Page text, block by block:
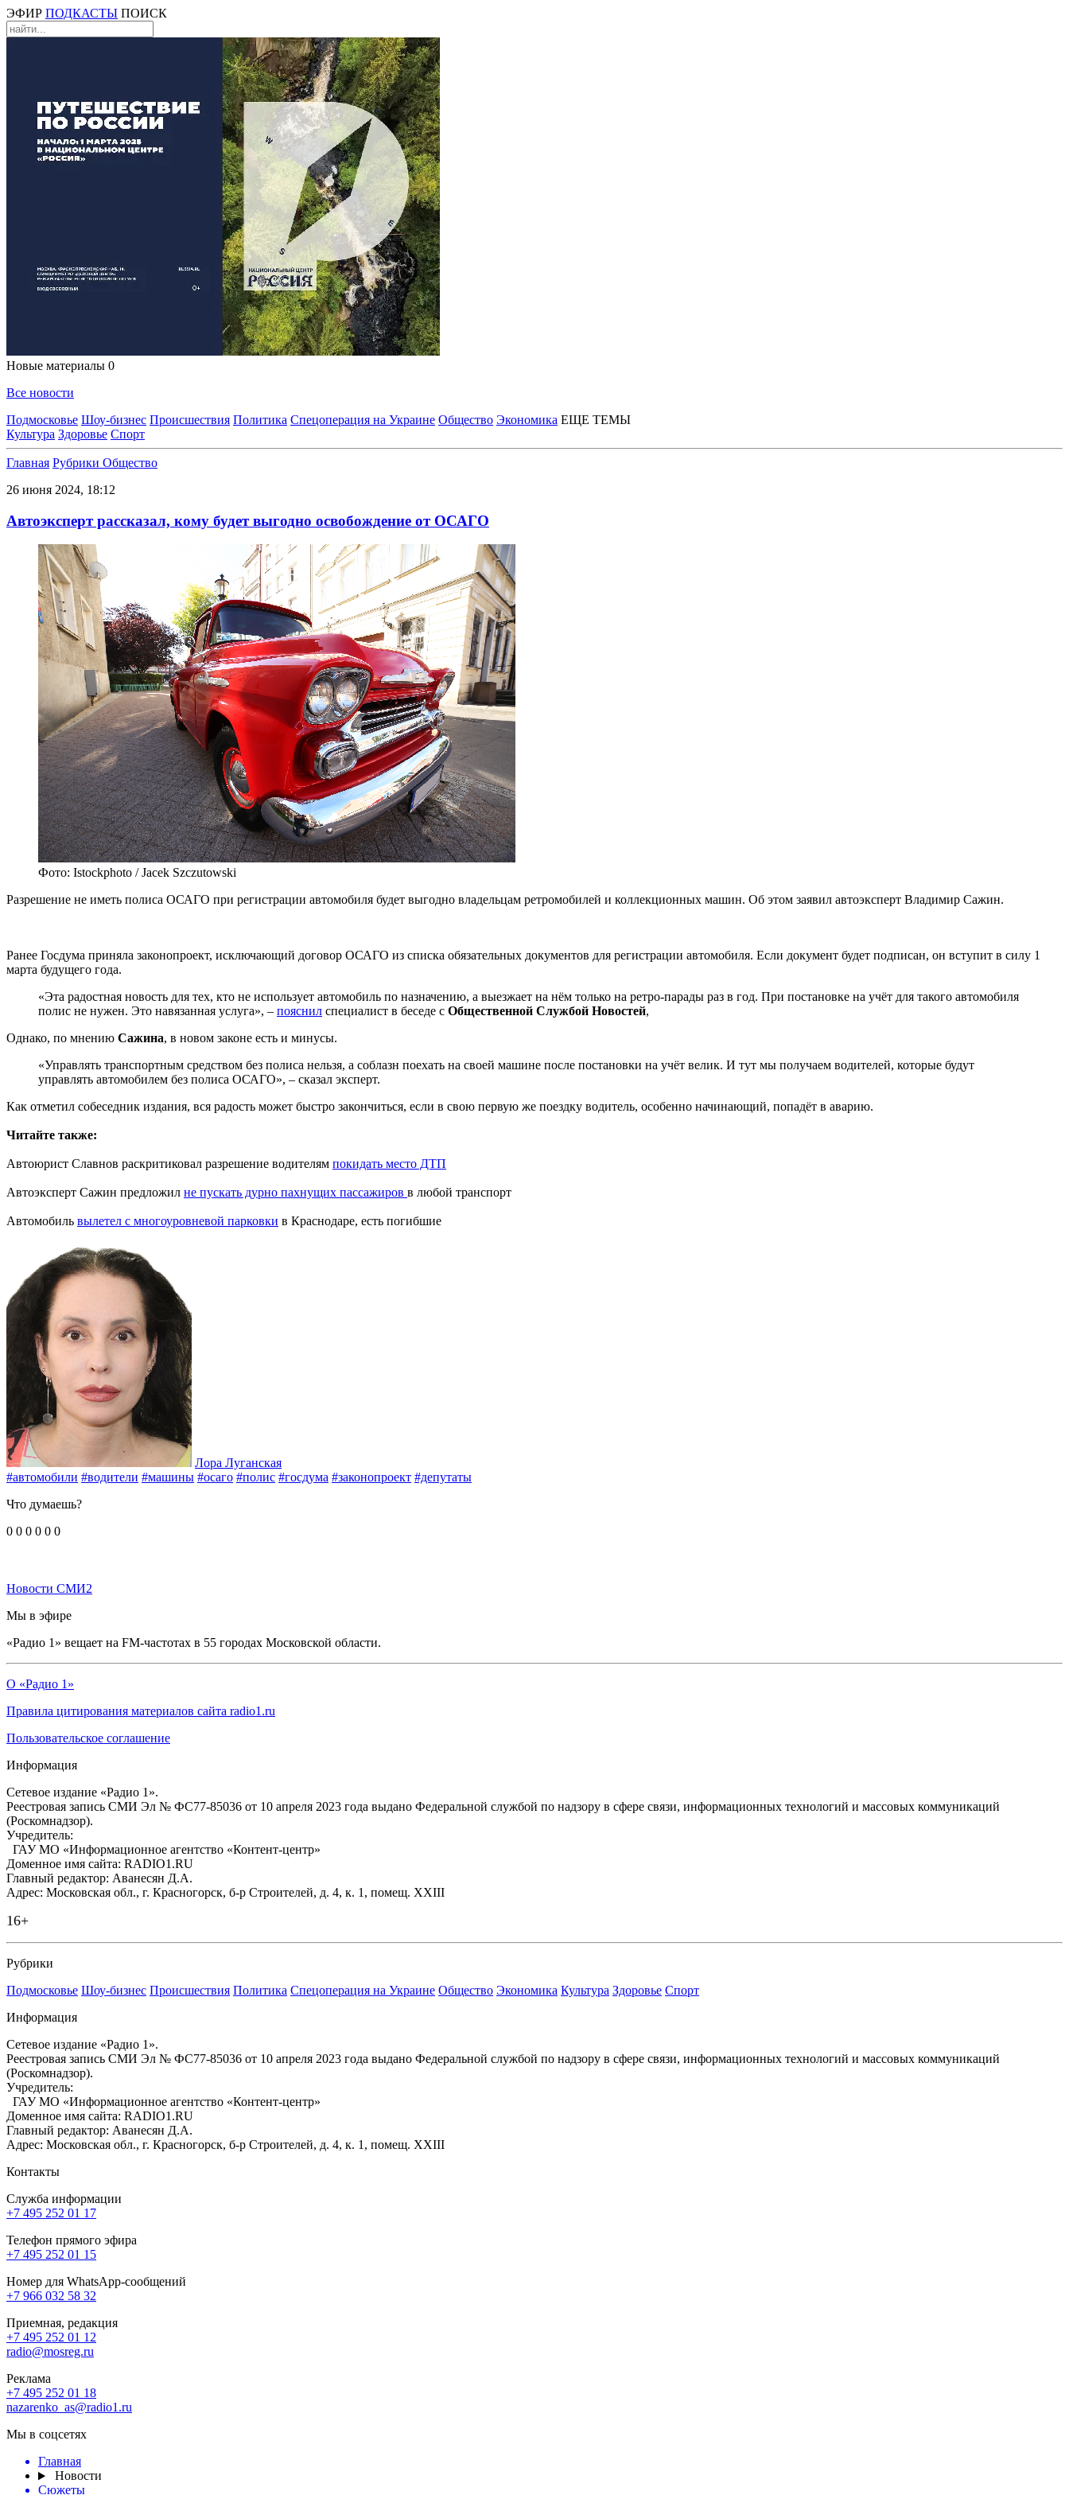
ЭФИР ПОДКАСТЫ ПОИСК
Новые материалы 0
Все новости
Подмосковье Шоу-бизнес Происшествия Политика Спецоперация на Украине Общество Экономика ЕЩЕ ТЕМЫ
Культура Здоровье Спорт
Главная Рубрики Общество
26 июня 2024, 18:12
Автоэксперт рассказал, кому будет выгодно освобождение от ОСАГО
Фото: Istockphoto / Jacek Szczutowski
Разрешение не иметь полиса ОСАГО при регистрации автомобиля будет выгодно владельцам ретромобилей и коллекционных машин. Об этом заявил автоэксперт Владимир Сажин.
Ранее Госдума приняла законопроект, исключающий договор ОСАГО из списка обязательных документов для регистрации автомобиля. Если документ будет подписан, он вступит в силу 1
марта будущего года.
«Эта радостная новость для тех, кто не использует автомобиль по назначению, а выезжает на нём только на ретро-парады раз в год. При постановке на учёт для такого автомобиля
полис не нужен. Это навязанная услуга», – пояснил специалист в беседе с Общественной Службой Новостей,
Однако, по мнению Сажина, в новом законе есть и минусы.
«Управлять транспортным средством без полиса нельзя, а соблазн поехать на своей машине после постановки на учёт велик. И тут мы получаем водителей, которые будут
управлять автомобилем без полиса ОСАГО», – сказал эксперт.
Как отметил собеседник издания, вся радость может быстро закончиться, если в свою первую же поездку водитель, особенно начинающий, попадёт в аварию.
Читайте также:
Автоюрист Славнов раскритиковал разрешение водителям покидать место ДТП
Автоэксперт Сажин предложил не пускать дурно пахнущих пассажиров в любой транспорт
Автомобиль вылетел с многоуровневой парковки в Краснодаре, есть погибшие
Лора Луганская
#автомобили #водители #машины #осаго #полис #госдума #законопроект #депутаты
Что думаешь?
0 0 0 0 0 0
Новости СМИ2
Мы в эфире
«Радио 1» вещает на FM-частотах в 55 городах Московской области.
О «Радио 1»
Правила цитирования материалов сайта radio1.ru
Пользовательское соглашение
Информация
Сетевое издание «Радио 1».
Реестровая запись СМИ Эл № ФС77-85036 от 10 апреля 2023 года выдано Федеральной службой по надзору в сфере связи, информационных технологий и массовых коммуникаций
(Роскомнадзор).
Учредитель:
ГАУ МО «Информационное агентство «Контент-центр»
Доменное имя сайта: RADIO1.RU
Главный редактор: Аванесян Д.А.
Адрес: Московская обл., г. Красногорск, б-р Строителей, д. 4, к. 1, помещ. XXIII
16+
Рубрики
Подмосковье Шоу-бизнес Происшествия Политика Спецоперация на Украине Общество Экономика Культура Здоровье Спорт
Информация
Сетевое издание «Радио 1».
Реестровая запись СМИ Эл № ФС77-85036 от 10 апреля 2023 года выдано Федеральной службой по надзору в сфере связи, информационных технологий и массовых коммуникаций
(Роскомнадзор).
Учредитель:
ГАУ МО «Информационное агентство «Контент-центр»
Доменное имя сайта: RADIO1.RU
Главный редактор: Аванесян Д.А.
Адрес: Московская обл., г. Красногорск, б-р Строителей, д. 4, к. 1, помещ. XXIII
Контакты
Служба информации
+7 495 252 01 17
Телефон прямого эфира
+7 495 252 01 15
Номер для WhatsApp-сообщений
+7 966 032 58 32
Приемная, редакция
+7 495 252 01 12
radio@mosreg.ru
Реклама
+7 495 252 01 18
nazarenko_as@radio1.ru
Мы в соцсетях
Главная
Новости
Сюжеты